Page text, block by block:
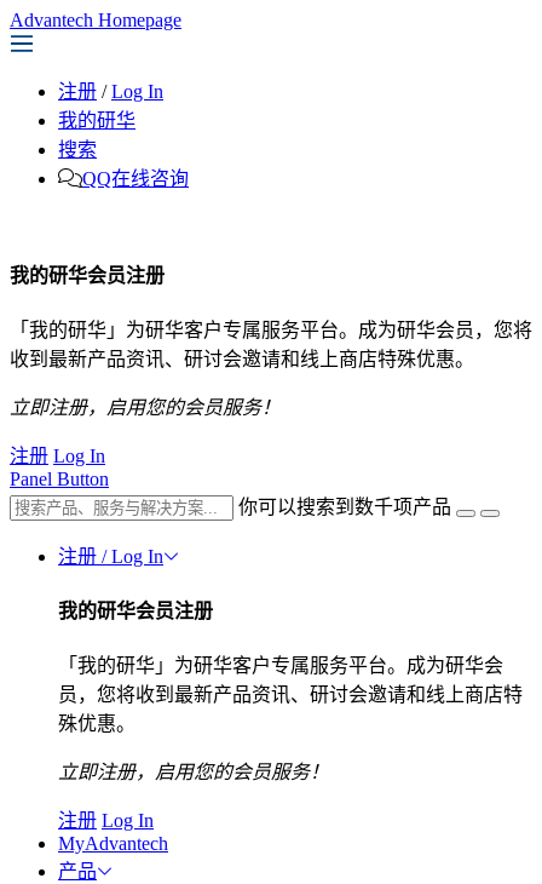
Advantech Homepage
注册 / Log In
我的研华
搜索
QQ在线咨询
我的研华会员注册
「我的研华」为研华客户专属服务平台。成为研华会员，您将
收到最新产品资讯、研讨会邀请和线上商店特殊优惠。
立即注册，启用您的会员服务！
注册 Log In
Panel Button
你可以搜索到数千项产品
注册 / Log In
我的研华会员注册
「我的研华」为研华客户专属服务平台。成为研华会
员，您将收到最新产品资讯、研讨会邀请和线上商店特
殊优惠。
立即注册，启用您的会员服务！
注册 Log In
MyAdvantech
产品